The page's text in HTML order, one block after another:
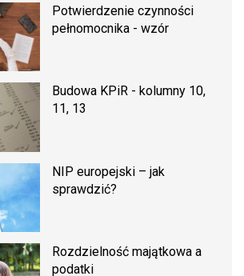
Potwierdzenie czynności
pełnomocnika - wzór
Budowa KPiR - kolumny 10,
11, 13
NIP europejski – jak
sprawdzić?
Rozdzielność majątkowa a
podatki